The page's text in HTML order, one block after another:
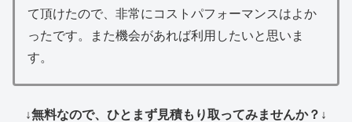
て頂けたので、非常にコストパフォーマンスはよか
ったです。また機会があれば利用したいと思いま
す。
↓無料なので、ひとまず見積もり取ってみませんか？↓